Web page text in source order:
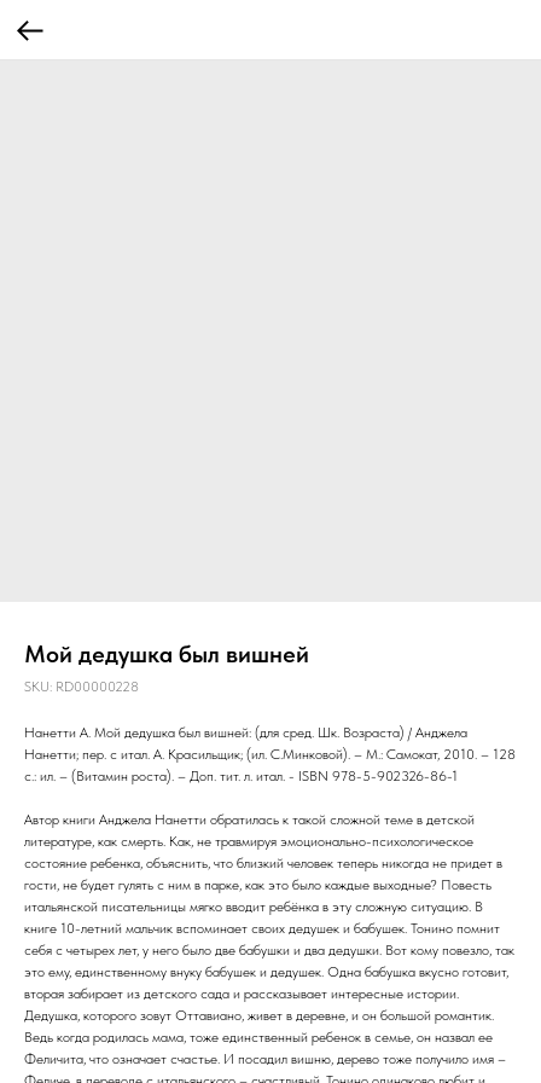
Мой дедушка был вишней
SKU: RD00000228
Нанетти А. Мой дедушка был вишней: (для сред. Шк. Возраста) / Анджела
Нанетти; пер. с итал. А. Красильщик; (ил. С.Минковой). – М.: Самокат, 2010. – 128
с.: ил. – (Витамин роста). – Доп. тит. л. итал. - ISBN 978-5-902326-86-1
Автор книги Анджела Нанетти обратилась к такой сложной теме в детской
литературе, как смерть. Как, не травмируя эмоционально-психологическое
состояние ребенка, объяснить, что близкий человек теперь никогда не придет в
гости, не будет гулять с ним в парке, как это было каждые выходные? Повесть
итальянской писательницы мягко вводит ребёнка в эту сложную ситуацию. В
книге 10-летний мальчик вспоминает своих дедушек и бабушек. Тонино помнит
себя с четырех лет, у него было две бабушки и два дедушки. Вот кому повезло, так
это ему, единственному внуку бабушек и дедушек. Одна бабушка вкусно готовит,
вторая забирает из детского сада и рассказывает интересные истории.
Дедушка, которого зовут Оттавиано, живет в деревне, и он большой романтик.
Ведь когда родилась мама, тоже единственный ребенок в семье, он назвал ее
Феличита, что означает счастье. И посадил вишню, дерево тоже получило имя –